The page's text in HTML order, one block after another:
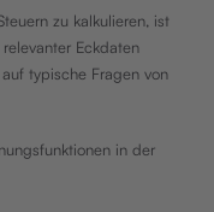
zu kalkulieren, ist
Eckdaten
typische Fragen von
in der